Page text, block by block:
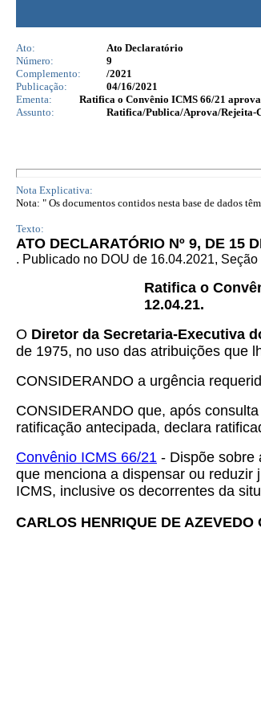
Ato:
Ato Declaratório
Número:
9
Complemento:
/2021
Publicação:
04/16/2021
Ementa:
Ratifica o Convênio ICMS 66/21
Assunto:
Ratifica/Publica/Aprova/Rejeita-
Nota Explicativa:
Nota: " Os documentos contidos nesta base de dados
Texto:
ATO DECLARATÓRIO Nº 9, DE 15
. Publicado no DOU de 16.04.2021, Seção
Ratifica o
12.04.21.
O Diretor da Secretaria-Executiva
de 1975, no uso das atribuições que
CONSIDERANDO a urgência
CONSIDERANDO que, após
ratificação antecipada, declara
Convênio ICMS 66/21 - Dispõe sobre
que menciona a dispensar ou
ICMS, inclusive os decorrentes da
CARLOS HENRIQUE DE AZEVEDO